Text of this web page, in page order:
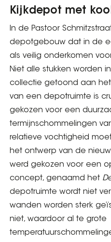
Kijkdepot met
In de Pastoor
depotgebouw dat in de
als veilig onderkomen
Niet alle stukken worden
collectie getoond aan het
van een depotruimte is
gekozen voor een
termijnschommelingen
relatieve vochtigheid
het ontwerp van de
werd gekozen voor een
concept, genaamd het
depotruimte wordt niet
wanden worden sterk
niet, waardoor al te grote